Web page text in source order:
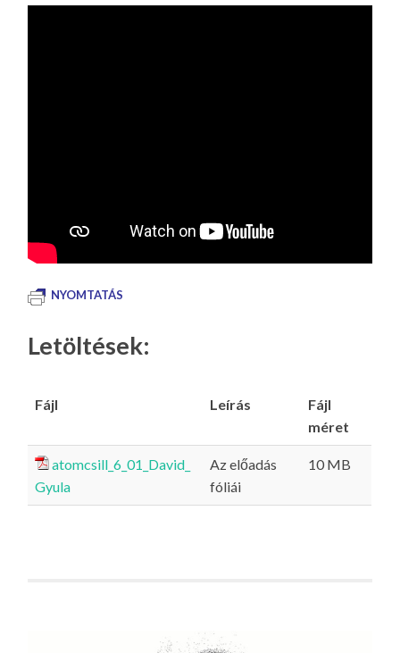
NYOMTATÁS
Letöltések:
Fájl Leírás
Fájl
méret
atomcsill_6_01_David_
Gyula
Az előadás
fóliái
10 MB